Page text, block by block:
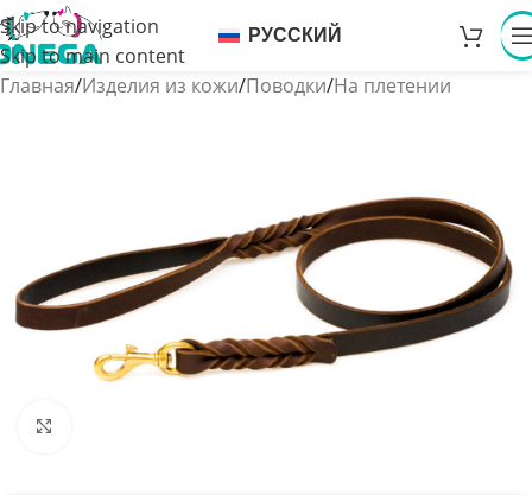
Skip to navigation
Skip to main content
РУССКИЙ
Главная/Изделия из кожи/Поводки/На плетении